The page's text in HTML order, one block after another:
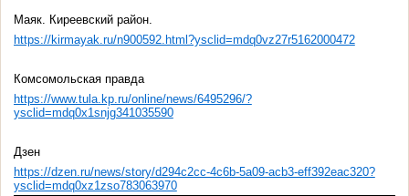
Маяк. Киреевский район.
https://kirmayak.ru/n900592.html?ysclid=mdq0vz27r5162000472
Комсомольская правда
https://www.tula.kp.ru/online/news/6495296/?
ysclid=mdq0x1snjg341035590
Дзен
https://dzen.ru/news/story/d294c2cc-4c6b-5a09-acb3-eff392eac320?
ysclid=mdq0xz1zso783063970